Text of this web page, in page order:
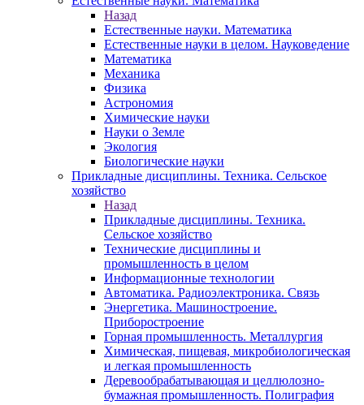
Назад
Естественные науки. Математика
Естественные науки в целом. Науковедение
Математика
Механика
Физика
Астрономия
Химические науки
Науки о Земле
Экология
Биологические науки
Прикладные дисциплины. Техника. Сельское
хозяйство
Назад
Прикладные дисциплины. Техника.
Сельское хозяйство
Технические дисциплины и
промышленность в целом
Информационные технологии
Автоматика. Радиоэлектроника. Связь
Энергетика. Машиностроение.
Приборостроение
Горная промышленность. Металлургия
Химическая, пищевая, микробиологическая
и легкая промышленность
Деревообрабатывающая и целлюлозно-
бумажная промышленность. Полиграфия